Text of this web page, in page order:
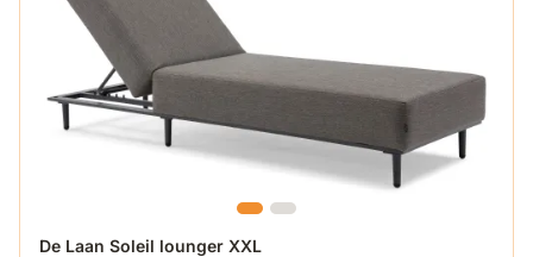
De Laan Soleil lounger XXL